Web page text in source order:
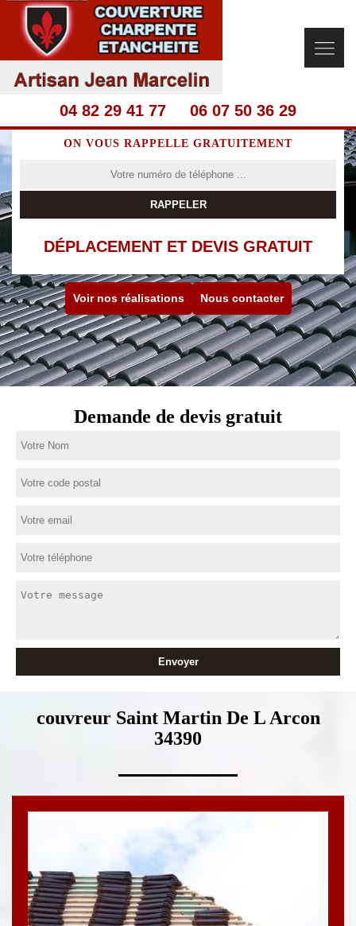
04 82 29 41 77 06 07 50 36 29
ON VOUS RAPPELLE GRATUITEMENT
DÉPLACEMENT ET DEVIS GRATUIT
Voir nos réalisations Nous contacter
Demande de devis gratuit
couvreur Saint Martin De L Arcon
34390